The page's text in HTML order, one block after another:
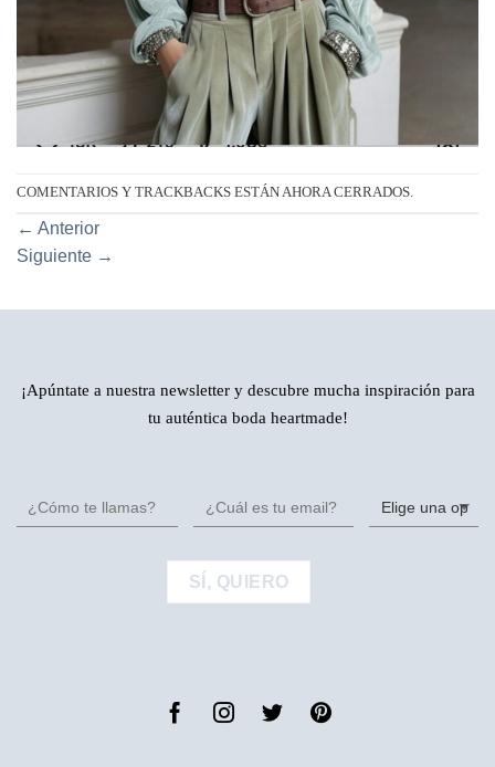
COMENTARIOS Y TRACKBACKS ESTÁN AHORA CERRADOS.
← Anterior
Siguiente →
¡Apúntate a nuestra newsletter y descubre mucha inspiración para
tu auténtica boda heartmade!